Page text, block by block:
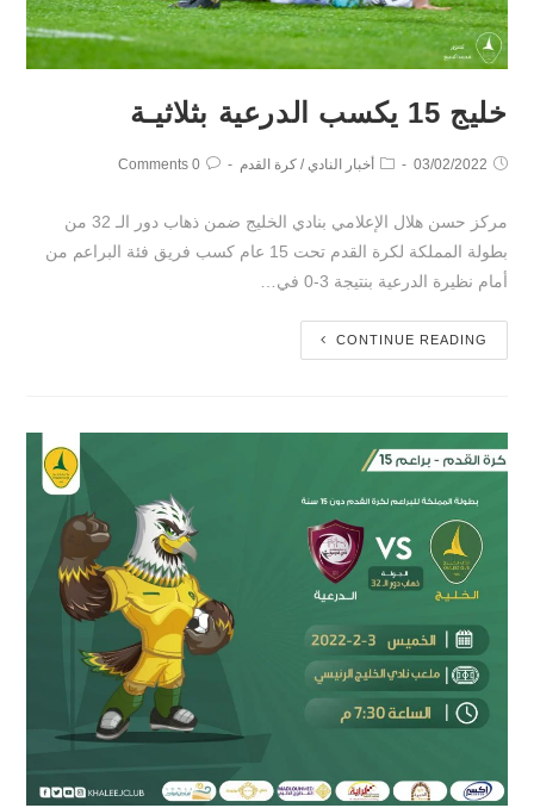
خليج 15 يكسب الدرعية بثلاثيـة
03/02/2022 أخبار النادي / كرة القدم 0 Comments
مركز حسن هلال الإعلامي بنادي الخليج ضمن ذهاب دور الـ 32 من
بطولة المملكة لكرة القدم تحت 15 عام كسب فريق فئة البراعم من
أمام نظيرة الدرعية بنتيجة 3-0 في…
CONTINUE READING